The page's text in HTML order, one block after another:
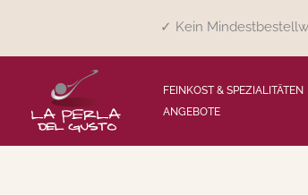
springen
✓ Kein
FEINKOST & SPEZIALITÄTEN
ANGEBOTE